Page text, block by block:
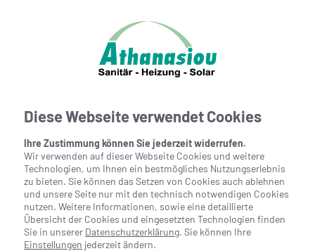
Diese Webseite verwendet Cookies
Ihre Zustimmung können Sie jederzeit widerrufen.
Wir verwenden auf dieser Webseite Cookies und weitere
Technologien, um Ihnen ein bestmögliches Nutzungserlebnis
zu bieten. Sie können das Setzen von Cookies auch ablehnen
und unsere Seite nur mit den technisch notwendigen Cookies
nutzen. Weitere Informationen, sowie eine detaillierte
Übersicht der Cookies und eingesetzten Technologien finden
Sie in unserer Datenschutzerklärung. Sie können Ihre
Einstellungen jederzeit ändern.